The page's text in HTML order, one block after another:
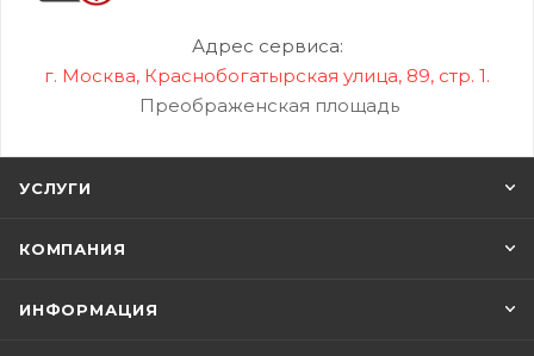
Адрес сервиса:
г. Москва, Краснобогатырская улица, 89, стр. 1.
Преображенская площадь
УСЛУГИ
КОМПАНИЯ
ИНФОРМАЦИЯ